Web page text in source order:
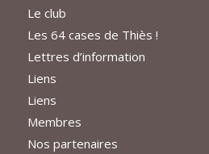
Le club
Les 64 cases de Thiès !
Lettres d’information
Liens
Liens
Membres
Nos partenaires